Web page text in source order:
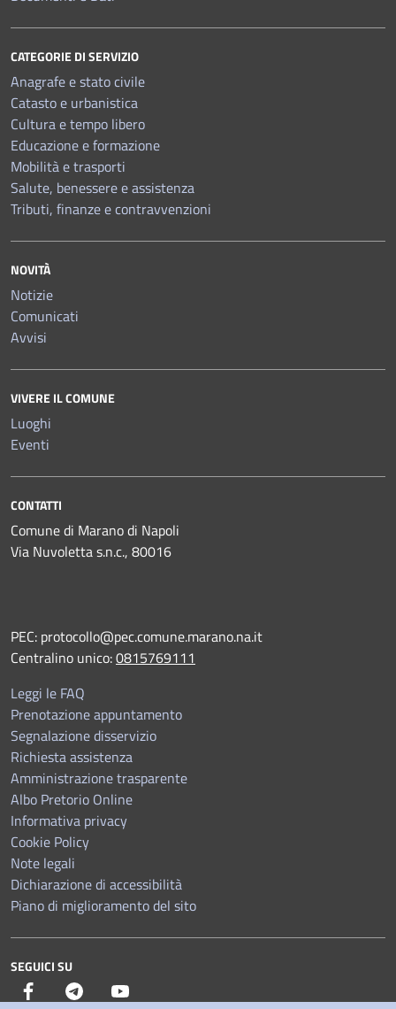
CATEGORIE DI SERVIZIO
Anagrafe e stato civile
Catasto e urbanistica
Cultura e tempo libero
Educazione e formazione
Mobilità e trasporti
Salute, benessere e assistenza
Tributi, finanze e contravvenzioni
NOVITÀ
Notizie
Comunicati
Avvisi
VIVERE IL COMUNE
Luoghi
Eventi
CONTATTI
Comune di Marano di Napoli
Via Nuvoletta s.n.c., 80016
PEC: protocollo@pec.comune.marano.na.it
Centralino unico:0815769111
Leggi le FAQ
Prenotazione appuntamento
Segnalazione disservizio
Richiesta assistenza
Amministrazione trasparente
Albo Pretorio Online
Informativa privacy
Cookie Policy
Note legali
Dichiarazione di accessibilità
Piano di miglioramento del sito
SEGUICI SU
Facebook Telegram